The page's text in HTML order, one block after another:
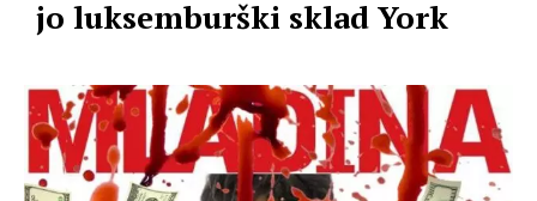
jo luksemburški sklad York